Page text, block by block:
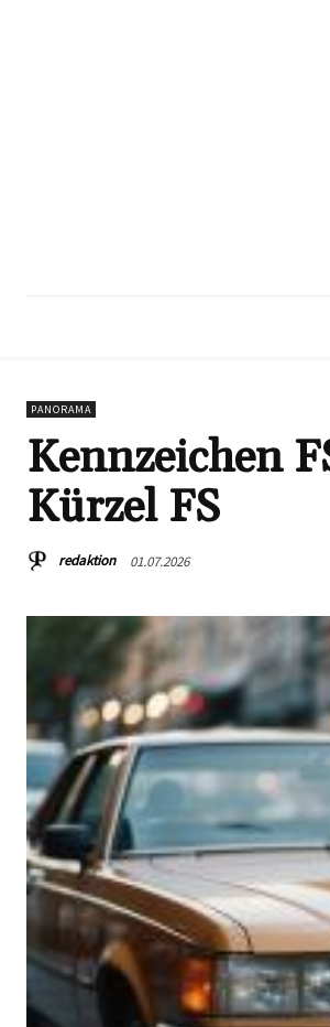
PANORAMA
Kennzeichen
Kürzel FS
redaktion 01.07.2026